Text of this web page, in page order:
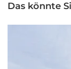
Das könnte